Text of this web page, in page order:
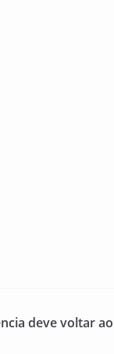
deve voltar